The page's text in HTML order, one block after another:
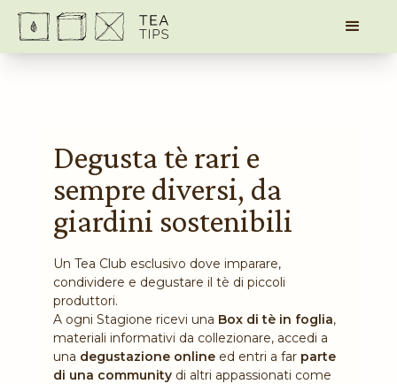
Degusta tè rari e
sempre diversi, da
giardini sostenibili
Un Tea Club esclusivo dove imparare,
condividere e degustare il tè di piccoli
produttori.
A ogni Stagione ricevi una Box di tè in foglia,
materiali informativi da collezionare, accedi a
una degustazione online ed entri a far parte
di una community di altri appassionati come